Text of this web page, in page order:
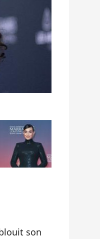
son